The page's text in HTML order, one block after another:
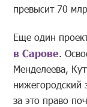
превысит 70
Еще один
в Сарове.
Менделеева,
за это право